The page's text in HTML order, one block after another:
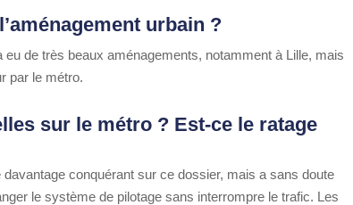
urbain ?
de très beaux aménagements, notamment à Lille, mais
par le métro.
sur le métro ? Est-ce le ratage
conquérant sur ce dossier, mais a sans doute
le système de pilotage sans interrompre le trafic. Les